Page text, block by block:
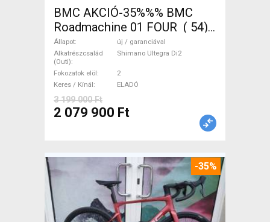
BMC AKCIÓ-35%%% BMC
Roadmachine 01 FOUR ( 54)
Országúti, Triatlon Shimano
Ultegra Di2 tárcsafék új /
garanciával ELADÓ
Állapot
új / garanciával
Alkatrészcsalád
(Outi)
Shimano Ultegra Di2
Fokozatok elöl
2
Keres / Kínál
ELADÓ
3 199 000 Ft
2 079 900 Ft
-35%